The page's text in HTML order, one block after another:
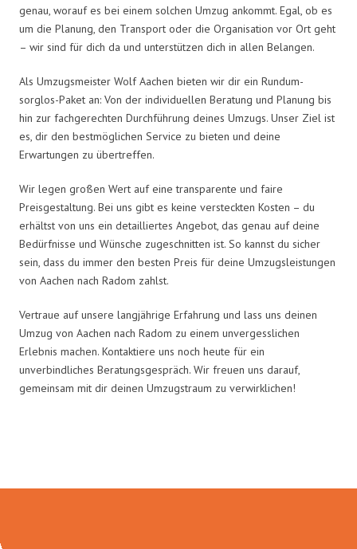
genau, worauf es bei einem solchen Umzug ankommt. Egal, ob es
um die Planung, den Transport oder die Organisation vor Ort geht
– wir sind für dich da und unterstützen dich in allen Belangen.
Als Umzugsmeister Wolf Aachen bieten wir dir ein Rundum-
sorglos-Paket an: Von der individuellen Beratung und Planung bis
hin zur fachgerechten Durchführung deines Umzugs. Unser Ziel ist
es, dir den bestmöglichen Service zu bieten und deine
Erwartungen zu übertreffen.
Wir legen großen Wert auf eine transparente und faire
Preisgestaltung. Bei uns gibt es keine versteckten Kosten – du
erhältst von uns ein detailliertes Angebot, das genau auf deine
Bedürfnisse und Wünsche zugeschnitten ist. So kannst du sicher
sein, dass du immer den besten Preis für deine Umzugsleistungen
von Aachen nach Radom zahlst.
Vertraue auf unsere langjährige Erfahrung und lass uns deinen
Umzug von Aachen nach Radom zu einem unvergesslichen
Erlebnis machen. Kontaktiere uns noch heute für ein
unverbindliches Beratungsgespräch. Wir freuen uns darauf,
gemeinsam mit dir deinen Umzugstraum zu verwirklichen!